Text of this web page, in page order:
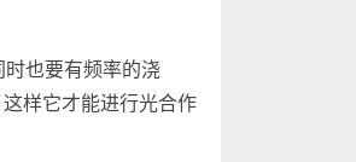
也要有频率的浇
样它才能进行光合作